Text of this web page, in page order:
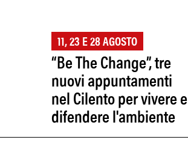
11, 23 E 28 AGOSTO
“Be The Change”, tre
nuovi appuntamenti
nel Cilento per vivere e
difendere l'ambiente